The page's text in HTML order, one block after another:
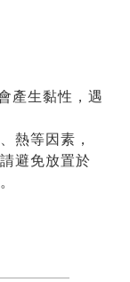
產生黏性，遇
熱等因素，
避免放置於